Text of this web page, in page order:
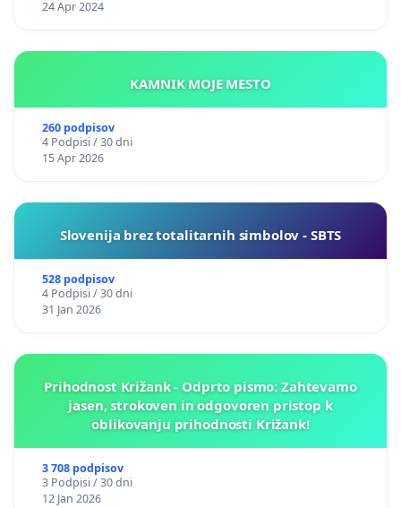
24 Apr 2024
KAMNIK MOJE MESTO
260 podpisov
4 Podpisi / 30 dni
15 Apr 2026
Slovenija brez totalitarnih simbolov - SBTS
528 podpisov
4 Podpisi / 30 dni
31 Jan 2026
Prihodnost Križank - Odprto pismo: Zahtevamo
jasen, strokoven in odgovoren pristop k
oblikovanju prihodnosti Križank!
3 708 podpisov
3 Podpisi / 30 dni
12 Jan 2026